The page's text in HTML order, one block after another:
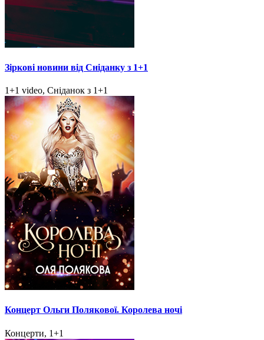
Зіркові новини від Сніданку з 1+1
1+1 video, Сніданок з 1+1
Концерт Ольги Полякової. Королева ночі
Концерти, 1+1